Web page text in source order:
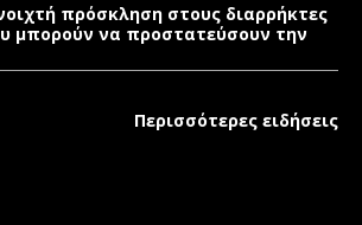
πρόσκληση στους διαρρήκτες
μπορούν να προστατεύσουν την
Περισσότερες ειδήσεις